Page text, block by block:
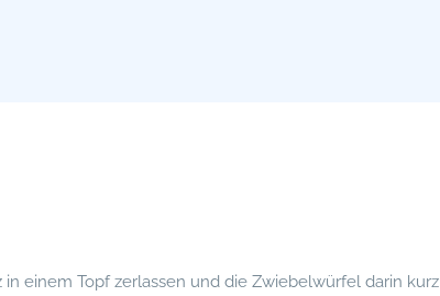
einem Topf zerlassen und die Zwiebelwürfel darin kurz